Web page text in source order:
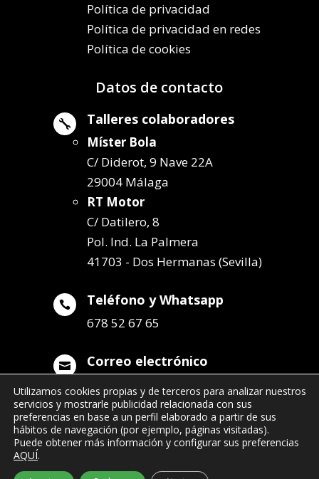
Política de privacidad
Política de privacidad en redes
Política de cookies
Datos de contacto
 Talleres colaboradores
Míster Bola
C/ Diderot, 9 Nave 22A
29004 Málaga
RT Motor
C/ Datilero, 8
Pol. Ind. La Palmera
41703 - Dos Hermanas (Sevilla)
 Teléfono y Whatsapp
678 52 67 65
 Correo electrónico
info@remolqueszabala.com
Utilizamos cookies propias y de terceros para analizar nuestros
servicios y mostrarle publicidad relacionada con sus
preferencias en base a un perfil elaborado a partir de sus
hábitos de navegación (por ejemplo, páginas visitadas).
Puede obtener más información y configurar sus preferencias
AQUÍ.